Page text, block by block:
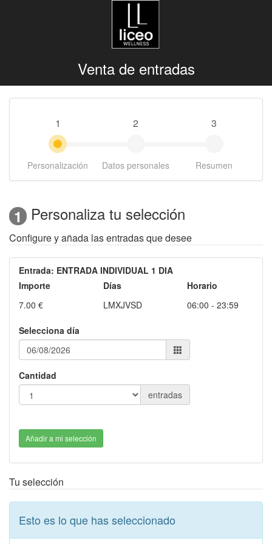
Venta de entradas
1
Personalización
2
Datos personales
3
Resumen
1 Personaliza tu selección
Configure y añada las entradas que desee
Entrada: ENTRADA INDIVIDUAL 1 DIA
Importe
7.00 €
Días
LMXJVSD
Horario
06:00 - 23:59
Selecciona día
Cantidad
entradas
Añadir a mi selección
Tu selección
Esto es lo que has seleccionado